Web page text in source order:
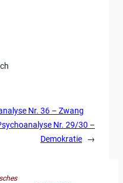
Nr. 36 – Zwang
Nr. 29/30 –
Demokratie
→